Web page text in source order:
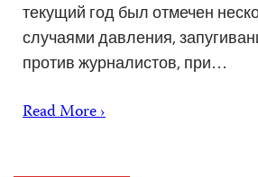
текущий год был отмечен
случаями давления,
против журналистов, при…
Read More ›